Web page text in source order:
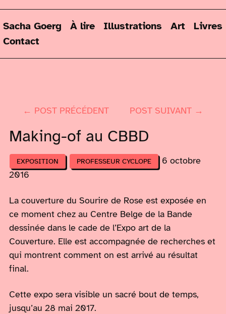
Sacha Goerg À lire Illustrations Art
Livres
Contact
← POST PRÉCÉDENT POST SUIVANT →
Making-of au CBBD
EXPOSITION PROFESSEUR CYCLOPE
6 octobre
2016
La couverture du Sourire de Rose est exposée en
ce moment chez au Centre Belge de la Bande
dessinée dans le cade de l’Expo art de la
Couverture. Elle est accompagnée de recherches et
qui montrent comment on est arrivé au résultat
final.
Cette expo sera visible un sacré bout de temps,
jusqu’au 28 mai 2017.